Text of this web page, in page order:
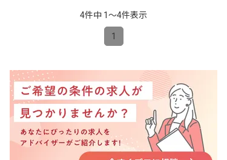
4件中 1〜4件表示
1